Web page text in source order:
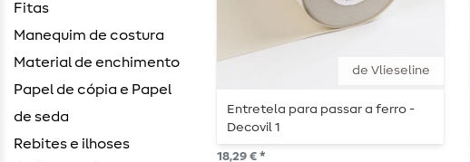
Fitas
Manequim de costura
Material de enchimento
Papel de cópia e Papel
de seda
Rebites e ilhoses
de Vlieseline
Entretela para passar a ferro -
Decovil 1
18,29 € *